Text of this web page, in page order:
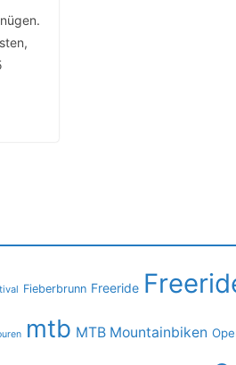
Fieberbrunn Freeride
mtb MTB Mountainbiken